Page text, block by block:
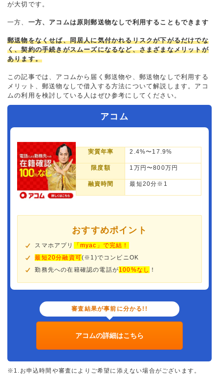
が大切です。
一方、 一方、アコムは原則郵送物なしで利用することもできます
郵送物をなくせば、同居人に気付かれるリスクが下がるだけでな
く、契約の手続きがスムーズになるなど、さまざまなメリットが
あります。
この記事では、アコムから届く郵送物や、郵送物なしで利用する
メリット、郵送物なしで借入する方法について解説します。アコ
ムの利用を検討している人はぜひ参考にしてください。
アコム
実質年率 2.4%〜17.9%
限度額 1万円〜800万円
融資時間 最短20分※1
おすすめポイント
スマホアプリ
「myac」で完結！
最短20分融資可(※1)でコンビニOK
勤務先への在籍確認の電話が100%なし ！
審査結果が事前に分かる!!
アコムの詳細はこちら
※1.お申込時間や審査によりご希望に添えない場合がございます。